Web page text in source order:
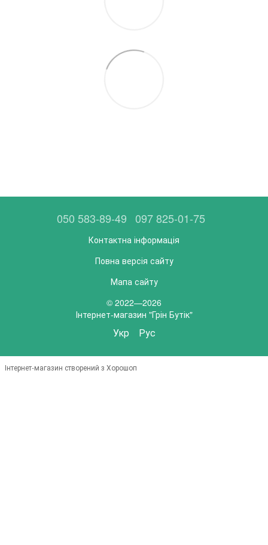
050 583-89-49 097 825-01-75
Контактна інформація
Повна версія сайту
Мапа сайту
© 2022—2026
Інтернет-магазин "Грін Бутік"
Укр Рус
Інтернет-магазин створений з Хорошоп